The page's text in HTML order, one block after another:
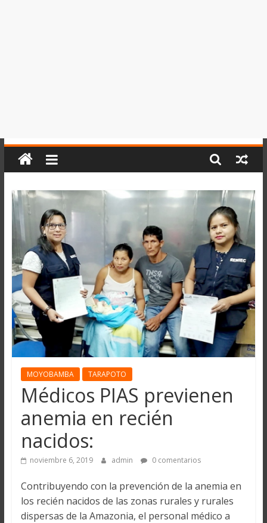
MOYOBAMBA TARAPOTO
Médicos PIAS previenen
anemia en recién
nacidos:
noviembre 6, 2019 admin 0 comentarios
Contribuyendo con la prevención de la anemia en
los recién nacidos de las zonas rurales y rurales
dispersas de la Amazonia, el personal médico a